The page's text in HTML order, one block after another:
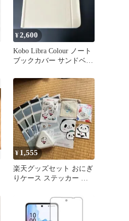
¥2,600
Kobo Libra Colour ノート
ブックカバー サンドベー
¥ 1,555
楽天グッズセット おにぎ
りケース ステッカー 巾